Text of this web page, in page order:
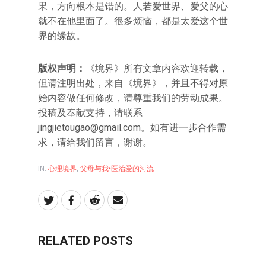
果，方向根本是错的。人若爱世界、爱父的心
就不在他里面了。很多烦恼，都是太爱这个世
界的缘故。
版权声明：
《境界》所有文章内容欢迎转载，
但请注明出处，来自《境界》，并且不得对原
始内容做任何修改，请尊重我们的劳动成果。
投稿及奉献支持，请联系
jingjietougao@gmail.com。如有进一步合作需
求，请给我们留言，谢谢。
IN: 心理境界, 父母与我•医治爱的河流
RELATED POSTS